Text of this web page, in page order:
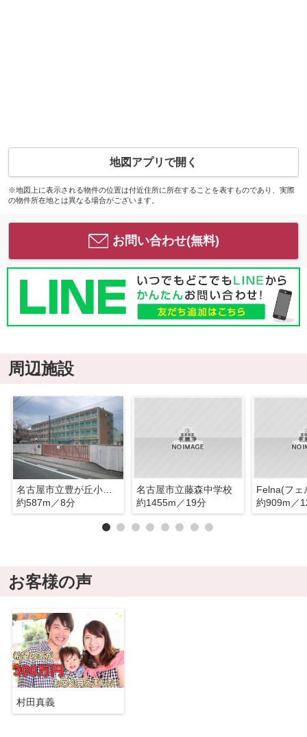
地図アプリで開く
※地図上に表示される物件の位置は付近住所に所在することを表すものであり、実際
の物件所在地とは異なる場合がございます。
お問い合わせ(無料)
周辺施設
名古屋市立豊が丘小学校
約587m／8分
名古屋市立藤森中学校
約1455m／19分
約909m／
お客様の声
村田真義